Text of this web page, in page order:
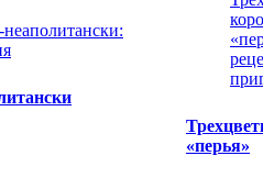
«перья»